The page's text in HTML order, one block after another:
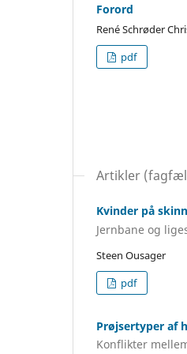
Forord
René Schrøder
pdf
Artikler
Kvinder på
Jernbane og
Steen Ousager
pdf
Prøjsertyper af
Konflikter